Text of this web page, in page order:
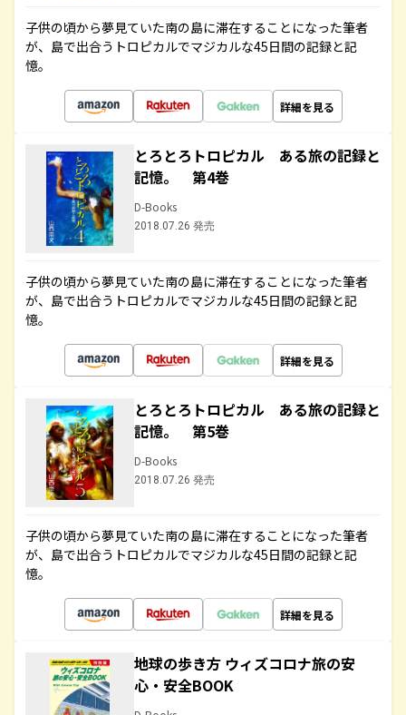
子供の頃から夢見ていた南の島に滞在することになった筆者
が、島で出合うトロピカルでマジカルな45日間の記録と記
憶。
詳細を見る
とろとろトロピカル ある旅の記録と
記憶。 第4巻
D-Books
2018.07.26 発売
子供の頃から夢見ていた南の島に滞在することになった筆者
が、島で出合うトロピカルでマジカルな45日間の記録と記
憶。
詳細を見る
とろとろトロピカル ある旅の記録と
記憶。 第5巻
D-Books
2018.07.26 発売
子供の頃から夢見ていた南の島に滞在することになった筆者
が、島で出合うトロピカルでマジカルな45日間の記録と記
憶。
詳細を見る
地球の歩き方 ウィズコロナ旅の安
心・安全BOOK